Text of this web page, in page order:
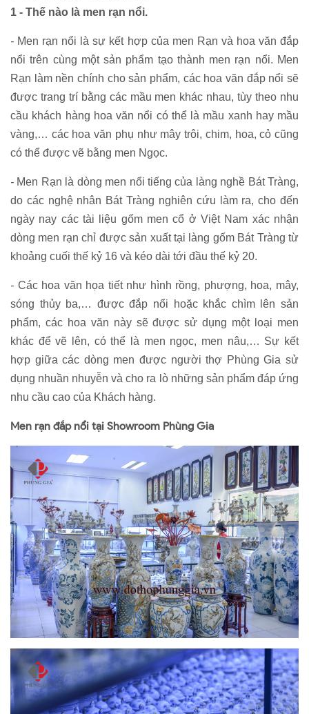
1 - Thế nào là men rạn nổi.
- Men rạn nổi là sự kết hợp của men Rạn và hoa văn đắp
nổi trên cùng một sản phẩm tạo thành men rạn nổi. Men
Rạn làm nền chính cho sản phẩm, các hoa văn đắp nổi sẽ
được trang trí bằng các mầu men khác nhau, tùy theo nhu
cầu khách hàng hoa văn nổi có thể là mầu xanh hay mầu
vàng,… các hoa văn phụ như mây trôi, chim, hoa, cỏ cũng
có thể được vẽ bằng men Ngọc.
- Men Rạn là dòng men nổi tiếng của làng nghề Bát Tràng,
do các nghệ nhân Bát Tràng nghiên cứu làm ra, cho đến
ngày nay các tài liệu gốm men cổ ở Việt Nam xác nhận
dòng men rạn chỉ được sản xuất tại làng gốm Bát Tràng từ
khoảng cuối thế kỷ 16 và kéo dài tới đầu thế kỷ 20.
- Các hoa văn họa tiết như hình rồng, phượng, hoa, mây,
sóng thủy ba,… được đắp nổi hoặc khắc chìm lên sản
phẩm, các hoa văn này sẽ được sử dụng một loại men
khác để vẽ lên, có thể là men ngọc, men nâu,… Sự kết
hợp giữa các dòng men được người thợ Phùng Gia sử
dụng nhuần nhuyễn và cho ra lò những sản phẩm đáp ứng
nhu cầu cao của Khách hàng.
Men rạn đắp nổi tại Showroom Phùng Gia